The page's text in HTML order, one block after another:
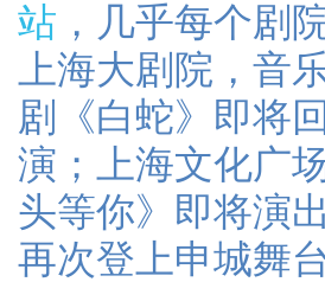
站 ，几乎每个剧
上海大剧院，音
剧《白蛇》即将
演；上海文化广
头等你》即将演
再次登上申城舞